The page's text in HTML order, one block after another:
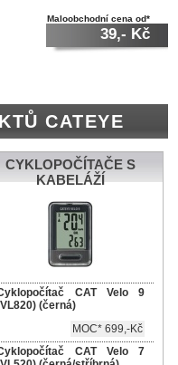
Maloobchodní cena od*
39,- Kč
CATEYE
CYKLOPOČÍTAČE S
KABELÁŽÍ
CAT Velo 9
(černá)
MOC* 699,-Kč
CAT Velo 7